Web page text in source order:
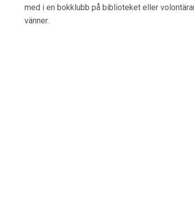
med i en bokklubb på biblioteket eller
vänner.